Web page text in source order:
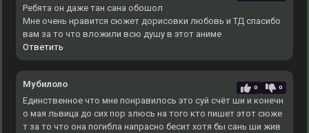
Ребята он даже тан сана обошол
Мне очень нравится сюжет дорисовки любовь и ТД спасибо
вам за то что вложили всю душу в этот аниме
Ответить
Мубилоло 0 0
Единственное что мне понравилось это суй счёт ши и конечн
о мая львица до сих пор злюсь на того кто пишет этот сюже
т за то что она погибла напрасно бесит хотя бы сань ши жив